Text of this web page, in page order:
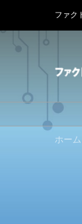
キ
し
む
to
close
ファク
ホーム